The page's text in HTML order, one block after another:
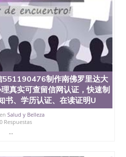
影响力的高等教育机构，并获
的核心代表。其计算机系与会
学教学排名中表现优异。其毕
域的世界硅谷中心得到工作
在学生大三和大四的学期提
机会。无论是加州大学系统
系统(CSU), 圣何塞州立大学
中的地理位置。 圣何塞州立大
于附近的旧金山-圣何塞
中心。约有学生三万人，超过
硕士学科，并有来自世界60余
有名的科系如计算机科学，电
，艺术设计，和航空学等，深
种大学部和研究所的商学课程
的专业人士前来研究与学习。
551190476制作南佛罗里达大
真实可查留信网认证，快速制
书、学历认证、在读证明U
Salud y Belleza
0 Respuestas
...